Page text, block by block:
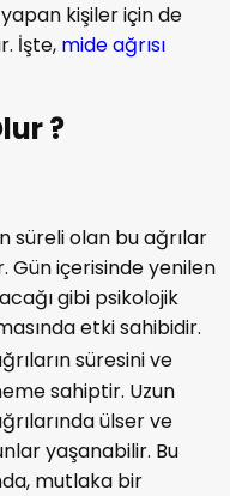
kişiler için de
İşte, mide ağrısı
?
süreli olan bu ağrılar
Gün içerisinde yenilen
gibi psikolojik
etki sahibidir.
süresini ve
sahiptir. Uzun
ülser ve
yaşanabilir. Bu
mutlaka bir